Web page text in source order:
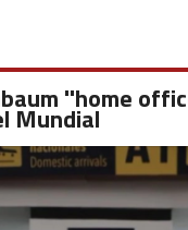
''home
Mundial